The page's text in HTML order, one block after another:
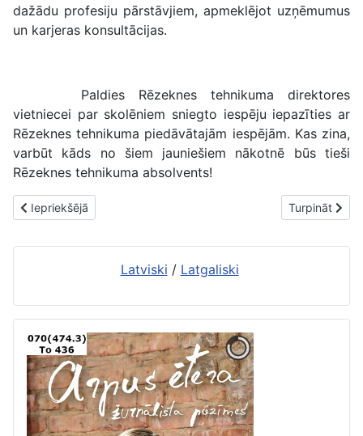
dažādu profesiju pārstāvjiem, apmeklējot uzņēmumus
un karjeras konsultācijas.
Paldies Rēzeknes tehnikuma direktores
vietniecei par skolēniem sniegto iespēju iepazīties ar
Rēzeknes tehnikuma piedāvātajām iespējām. Kas zina,
varbūt kāds no šiem jauniešiem nākotnē būs tieši
Rēzeknes tehnikuma absolvents!
Iepriekšējais raksts: Rēzeknes 2. bibliotēkā aizritējis Krēslas
Iepriekšējā Nākamais
Turpināt
Latviski / Latgaliski